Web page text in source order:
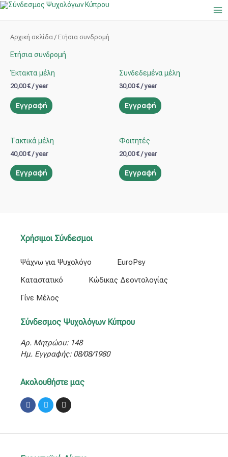
Μετάβαση
Αρχική σελίδα / Ετήσια συνδρομή
Ετήσια συνδρομή
Έκτακτα μέλη
20,00€ / year
Εγγραφή
Συνδεδεμένα μέλη
30,00€ / year
Εγγραφή
Τακτικά μέλη
40,00€ / year
Εγγραφή
Φοιτητές
20,00€ / year
Εγγραφή
Χρήσιμοι Σύνδεσμοι
Ψάχνω για Ψυχολόγο
EuroPsy
Καταστατικό
Κώδικας Δεοντολογίας
Γίνε Μέλος
Σύνδεσμος Ψυχολόγων Κύπρου
Αρ. Μητρώου: 148
Ημ. Εγγραφής: 08/08/1980
Ακολουθήστε μας
Facebook
TwitterInstagram